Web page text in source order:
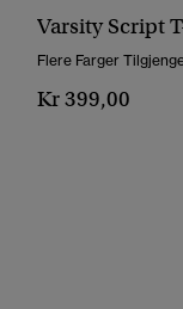
Varsity Script
Flere Farger
Kr 399,00